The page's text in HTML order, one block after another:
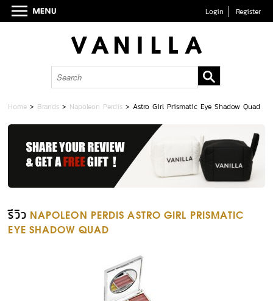
Login Register
Home > Brands > Napoleon Perdis >Astro Girl Prismatic Eye Shadow Quad
รีวิว NAPOLEON PERDIS ASTRO GIRL PRISMATIC
EYE SHADOW QUAD